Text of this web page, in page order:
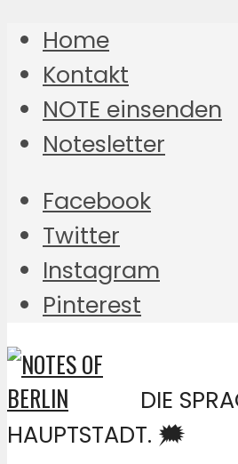
Home
Kontakt
NOTE einsenden
Notesletter
Facebook
Twitter
Instagram
Pinterest
DIE
HAUPTSTADT. 🗯️